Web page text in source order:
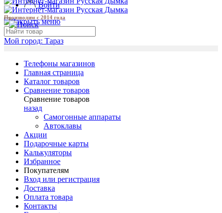
Войти
Производим с 2014 года
Мой город: Тараз
Телефоны магазинов
Главная страница
Каталог товаров
Сравнение товаров
Сравнение товаров
назад
Самогонные аппараты
Автоклавы
Акции
Подарочные карты
Калькуляторы
Избранное
Покупателям
Вход или регистрация
Доставка
Оплата товара
Контакты